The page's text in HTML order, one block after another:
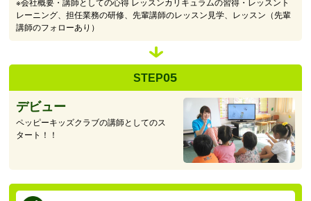
※会社概要・講師としての心得 レッスンカリキュラムの習得・レッスント
レーニング、担任業務の研修、先輩講師のレッスン見学、レッスン（先輩
講師のフォローあり）
STEP05
デビュー
ペッピーキッズクラブの講師としてのス
タート！！